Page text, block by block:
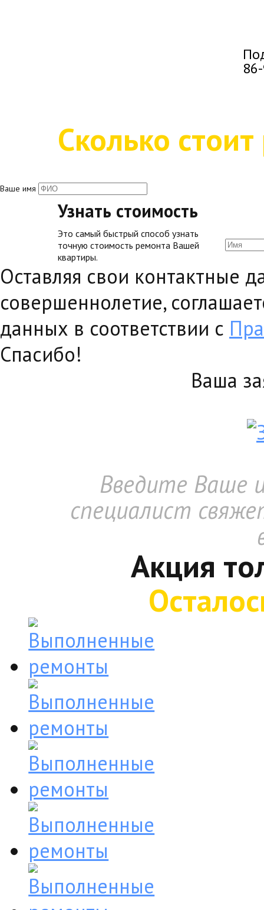
Сколько
Ваше имя
Узнать стоимость
Это самый быстрый способ узнать
точную стоимость ремонта Вашей
квартиры.
Оставляя свои контактные
совершеннолетие,
данных в соответствии с
Спасибо!
Ваша
Введите Ваше
специалист
Акция